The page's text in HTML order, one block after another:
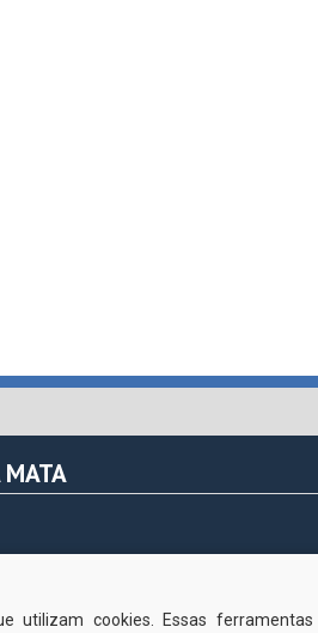
MATA
(exceto nos feriados)
utilizam cookies. Essas ferramentas